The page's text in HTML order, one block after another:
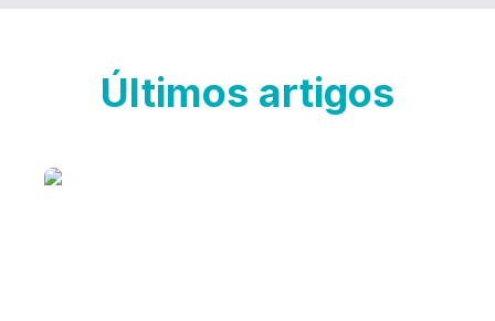
Últimos artigos